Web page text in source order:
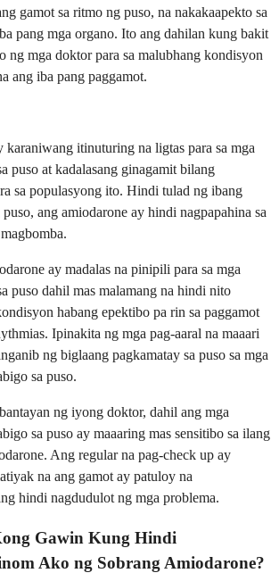
gamot sa ritmo ng puso, na nakakaapekto sa
pang mga organo. Ito ang dahilan kung bakit
ng mga doktor para sa malubhang kondisyon
ang iba pang paggamot.
karaniwang itinuturing na ligtas para sa mga
puso at kadalasang ginagamit bilang
sa populasyong ito. Hindi tulad ng ibang
ang amiodarone ay hindi nagpapahina sa
ay madalas na pinipili para sa mga
puso dahil mas malamang na hindi nito
habang epektibo pa rin sa paggamot
Ipinakita ng mga pag-aaral na maaari
ng biglaang pagkamatay sa puso sa mga
sa puso.
ng iyong doktor, dahil ang mga
sa puso ay maaaring mas sensitibo sa ilang
Ang regular na pag-check up ay
na ang gamot ay patuloy na
hindi nagdudulot ng mga problema.
Gawin Kung Hindi
Ako ng Sobrang Amiodarone?